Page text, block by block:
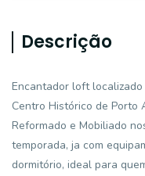
Descrição
Encantador loft
Centro Histórico de Porto
Reformado e Mobiliado
temporada, ja com
dormitório, ideal para